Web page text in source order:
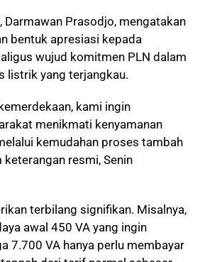
Darmawan Prasodjo, mengatakan
bentuk apresiasi kepada
wujud komitmen PLN dalam
listrik yang terjangkau.
kami ingin
menikmati kenyamanan
kemudahan proses tambah
keterangan resmi, Senin
terbilang signifikan. Misalnya,
awal 450 VA yang ingin
7.700 VA hanya perlu membayar